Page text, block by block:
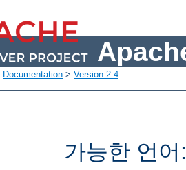
Documentation > Version 2.4
가능한 언